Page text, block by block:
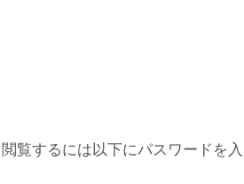
覧するには以下にパスワードを